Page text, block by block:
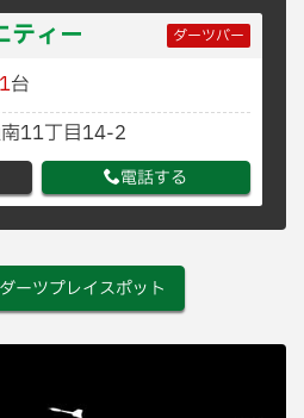
ティー ダーツバー
1台
11丁目14-2
電話する
ーツプレイスポット